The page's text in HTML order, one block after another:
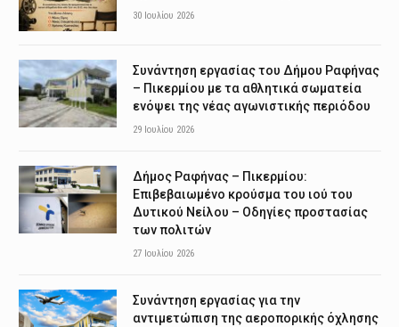
30 Ιουλίου 2026
Συνάντηση εργασίας του Δήμου Ραφήνας
– Πικερμίου με τα αθλητικά σωματεία
ενόψει της νέας αγωνιστικής περιόδου
29 Ιουλίου 2026
Δήμος Ραφήνας – Πικερμίου:
Επιβεβαιωμένο κρούσμα του ιού του
Δυτικού Νείλου – Οδηγίες προστασίας
των πολιτών
27 Ιουλίου 2026
Συνάντηση εργασίας για την
αντιμετώπιση της αεροπορικής όχλησης